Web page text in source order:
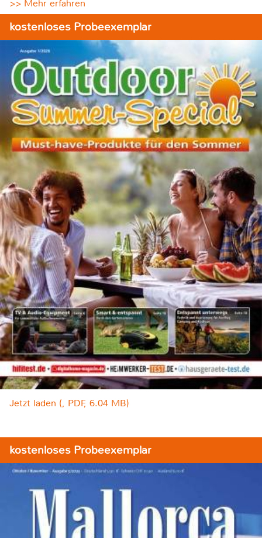
>> Mehr erfahren
kostenloses Probeexemplar
Jetzt laden (, PDF, 6.04 MB)
kostenloses Probeexemplar